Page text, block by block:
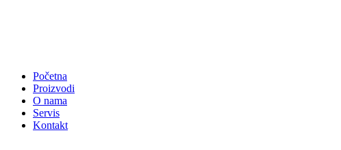
Početna
Proizvodi
O nama
Servis
Kontakt